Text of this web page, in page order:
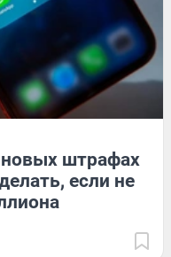
штрафах
если не